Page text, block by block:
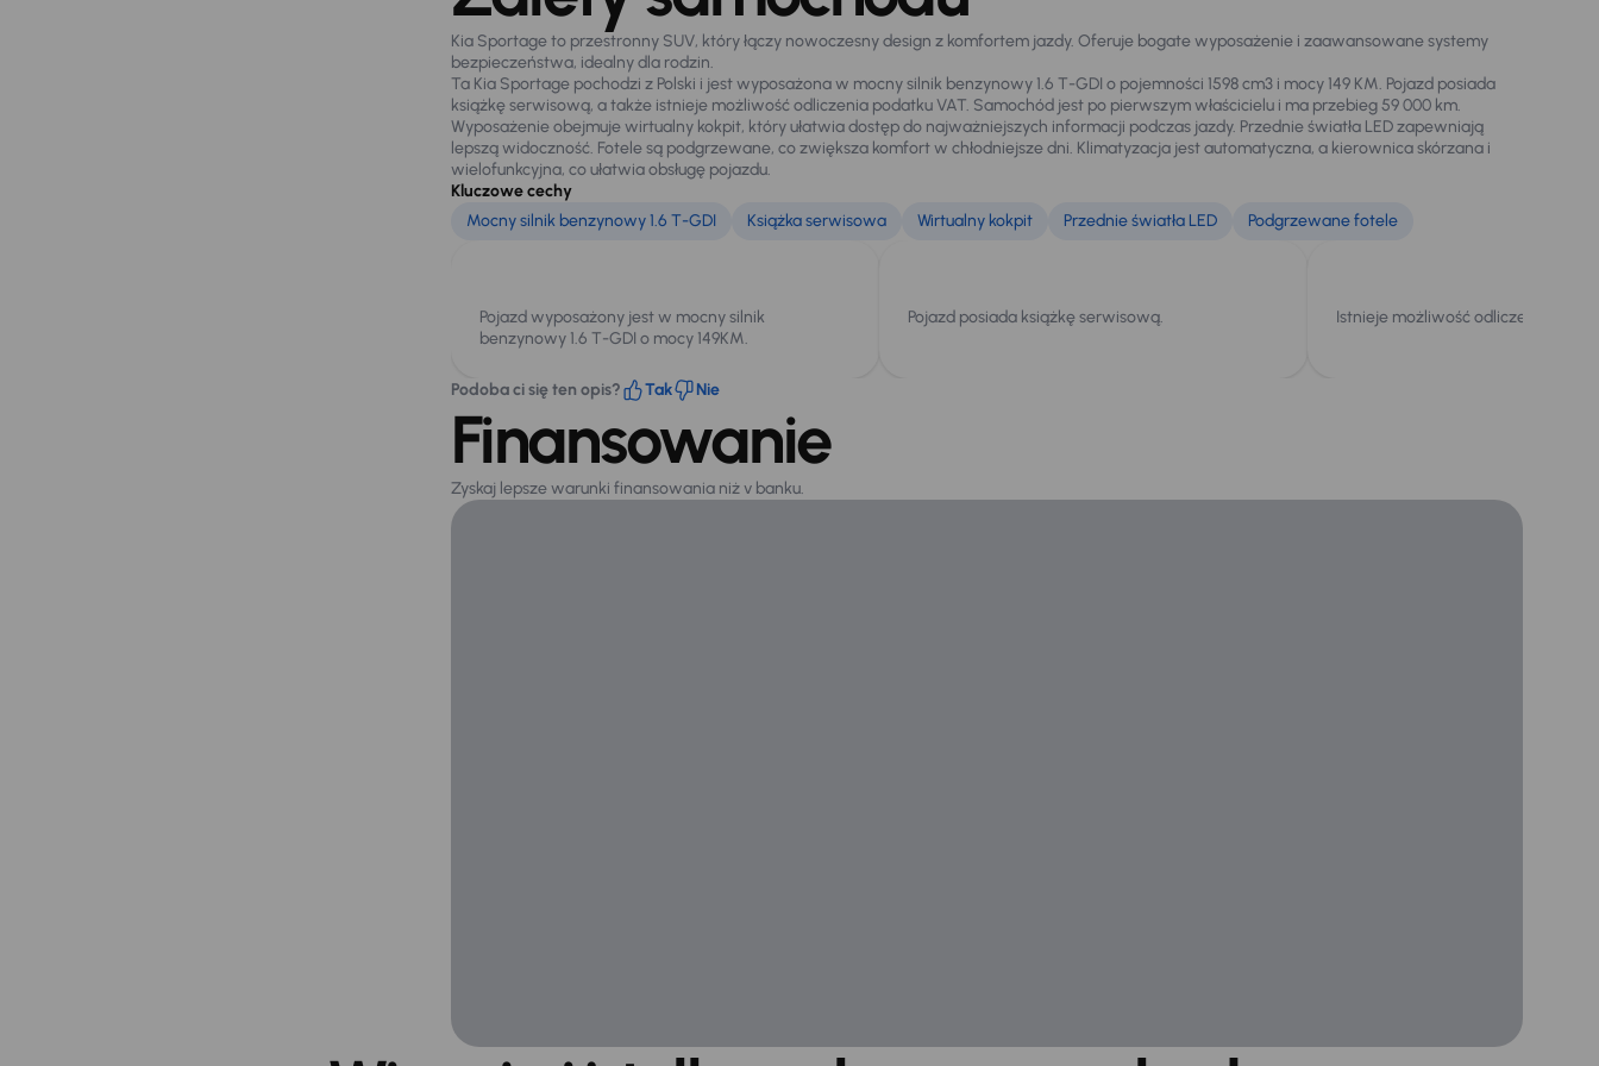
Kia Sportage to przestronny SUV, który łączy nowoczesny design z komfortem jazdy. Oferuje bogate wyposażenie i zaawansowane systemy
bezpieczeństwa, idealny dla rodzin.
Ta Kia Sportage pochodzi z Polski i jest wyposażona w mocny silnik benzynowy 1.6 T-GDI o pojemności 1598 cm3 i mocy 149 KM. Pojazd posiada
książkę serwisową, a także istnieje możliwość odliczenia podatku VAT. Samochód jest po pierwszym właścicielu i ma przebieg 59 000 km.
Wyposażenie obejmuje wirtualny kokpit, który ułatwia dostęp do najważniejszych informacji podczas jazdy. Przednie światła LED zapewniają
lepszą widoczność. Fotele są podgrzewane, co zwiększa komfort w chłodniejsze dni. Klimatyzacja jest automatyczna, a kierownica skórzana i
wielofunkcyjna, co ułatwia obsługę pojazdu.
Kluczowe cechy
Mocny silnik benzynowy 1.6 T-GDI
Książka serwisowa Wirtualny kokpit Przednie światła LED Podgrzewane fotele
Pojazd wyposażony jest w mocny silnik
benzynowy 1.6 T-GDI o mocy 149KM.
Pojazd posiada książkę serwisową. Istnieje możliwość odliczenia
Podoba ci się ten opis? Tak Nie
Finansowanie
Zyskaj lepsze warunki finansowania niż v banku.